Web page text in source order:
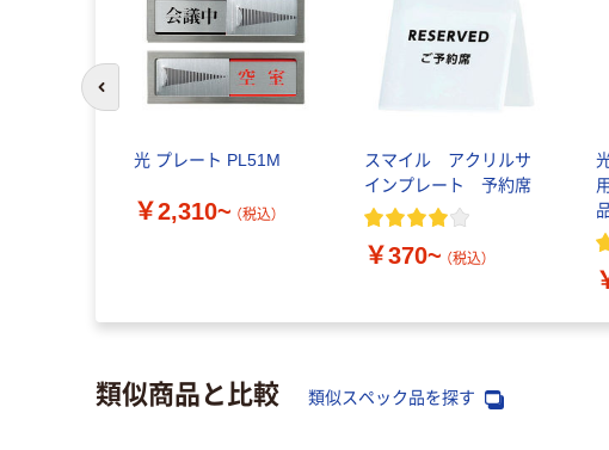
光 プレート PL51M
￥2,310~ （税込）
スマイル アクリルサ
インプレート 予約席
￥370~ （税込）
前のスライドへ
類似商品と比較 類似スペック品を探す